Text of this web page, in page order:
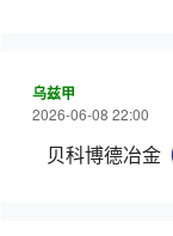
乌兹甲
2026-06-08 22:00
贝科博德冶金